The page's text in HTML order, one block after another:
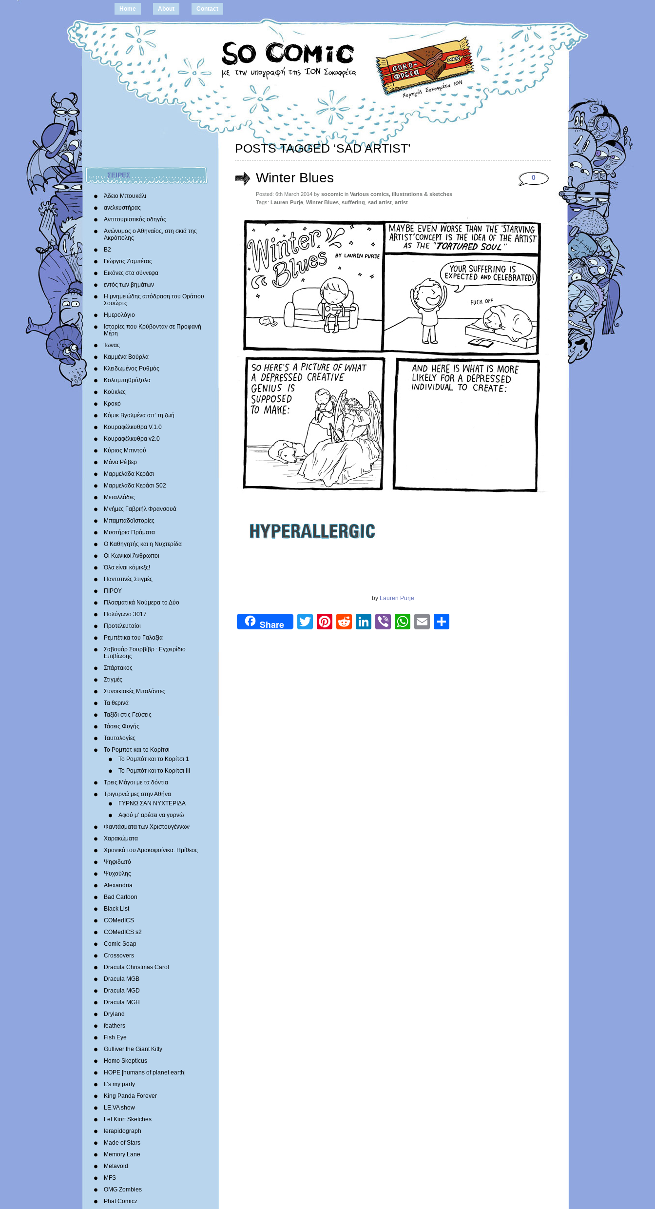
Home About Contact
ΣΕΙΡΕΣ
Άδειο Μπουκάλι
ανελκυστήρας
Αντιτουριστικός οδηγός
Ανώνυμος ο Αθηναίος, στη σκιά της
Ακρόπολης
Β2
Γιώργος Ζαμπέτας
Εικόνες στα σύννεφα
εντός των βημάτων
Η μνημειώδης απόδραση του Οράτιου
Σουώρτς
Ημερολόγιο
Ιστορίες που Κρύβονταν σε Προφανή
Μέρη
Ίωνας
Καμμένα Βούρλα
Κλειδωμένος Ρυθμός
Κολυμπηθρόξυλα
Κούκλες
Κροκό
Κόμικ Βγαλμένα απ’ τη ζωή
Κουραφέλκυθρα V.1.0
Κουραφέλκυθρα v2.0
Κύριος Μπιντού
Μάνα Ρέιβερ
Μαρμελάδα Κεράσι
Μαρμελάδα Κεράσι S02
Μεταλλάδες
Mνήμες Γαβριήλ Φρανσουά
Μπαμπαδοϊστορίες
Μυστήρια Πράματα
Ο Καθηγητής και η Νυχτερίδα
Οι Κωνικοί Άνθρωποι
Όλα είναι κόμικξς!
Παντοτινές Στιγμές
ΠΙΡΟΥ
Πλασματικά Νούμερα το Δύο
Πολύγωνο 3017
Προτελευταίοι
Ρεμπέτικα του Γαλαξία
Σαβουάρ Σουρβίβρ : Εγχειρίδιο
Επιβίωσης
Σπάρτακος
Στιγμές
Συνοικιακές Μπαλάντες
Τα θερινά
Ταξίδι στις Γεύσεις
Τάσεις Φυγής
Ταυτολογίες
Το Ρομπότ και το Κορίτσι
Το Ρομπότ και το Κορίτσι 1
Το Ρομπότ και το Κορίτσι III
Τρεις Μάγοι με τα δόντια
Τριγυρνώ μες στην Αθήνα
ΓΥΡΝΩ ΣΑΝ ΝΥΧΤΕΡΙΔΑ
Αφού μ’ αρέσει να γυρνώ
Φαντάσματα των Χριστουγέννων
Χαρακώματα
Χρονικά του Δρακοφοίνικα: Ημίθεος
Ψηφιδωτό
Ψυχούλης
Alexandria
Bad Cartoon
Black List
COMedICS
COMedICS s2
Comic Soap
Crossovers
Dracula Christmas Carol
Dracula MGB
Dracula MGD
Dracula MGH
Dryland
feathers
Fish Eye
Gulliver the Giant Kitty
Homo Skepticus
HOPE |humans of planet earth|
It’s my party
King Panda Forever
LE.VA show
Lef Kiort Sketches
lerapidograph
Made of Stars
Memory Lane
Metavoid
MFS
OMG Zombies
Phat Comicz
POSTS TAGGED ‘SAD ARTIST’
Winter Blues
Posted: 6th March 2014 by socomic in Various comics, illustrations & sketches
Tags: Lauren Purje Winter Blues suffering sad artist artist
0
by Lauren Purje
Share Twitter
Pinterest
RedditLinkedIn
ViberWhatsApp
Email